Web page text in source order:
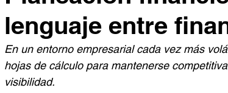
lenguaje entre
En un entorno empresarial cada vez más
hojas de cálculo para mantenerse
visibilidad.